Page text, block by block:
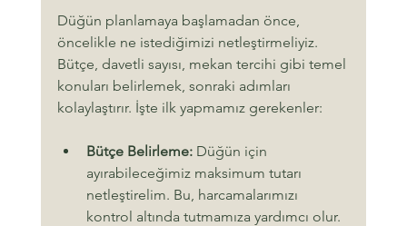
Düğün planlamaya başlamadan önce,
öncelikle ne istediğimizi netleştirmeliyiz.
Bütçe, davetli sayısı, mekan tercihi gibi temel
konuları belirlemek, sonraki adımları
kolaylaştırır. İşte ilk yapmamız gerekenler:
Bütçe Belirleme: Düğün için
ayırabileceğimiz maksimum tutarı
netleştirelim. Bu, harcamalarımızı
kontrol altında tutmamıza yardımcı olur.